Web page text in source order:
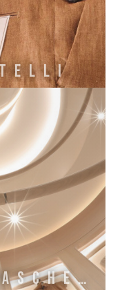
LUDOVICA MASCHERONI